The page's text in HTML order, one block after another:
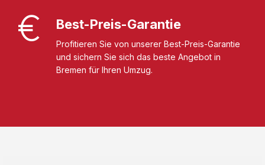
Best-Preis-Garantie
Profitieren Sie von unserer Best-Preis-Garantie
und sichern Sie sich das beste Angebot in
Bremen für Ihren Umzug.